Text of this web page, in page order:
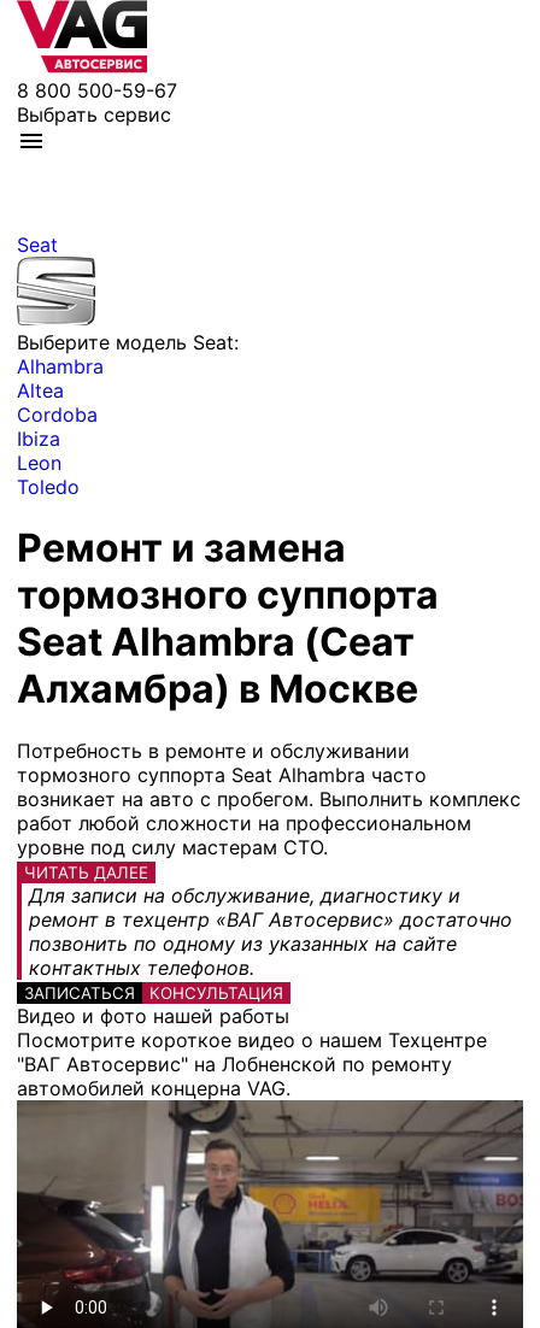
8 800 500-59-67
Выбрать сервис
Seat
Выберите модель Seat:
Alhambra
Altea
Cordoba
Ibiza
Leon
Toledo
Ремонт и замена
тормозного суппорта
Seat Alhambra (Сеат
Алхамбра) в Москве
Потребность в ремонте и обслуживании
тормозного суппорта Seat Alhambra часто
возникает на авто с пробегом. Выполнить комплекс
работ любой сложности на профессиональном
уровне под силу мастерам СТО.
ЧИТАТЬ ДАЛЕЕ
Для записи на обслуживание, диагностику и
ремонт в техцентр «ВАГ Автосервис» достаточно
позвонить по одному из указанных на сайте
контактных телефонов.
ЗАПИСАТЬСЯ КОНСУЛЬТАЦИЯ
Видео и фото нашей работы
Посмотрите короткое видео о нашем Техцентре
"ВАГ Автосервис" на Лобненской по ремонту
автомобилей концерна VAG.